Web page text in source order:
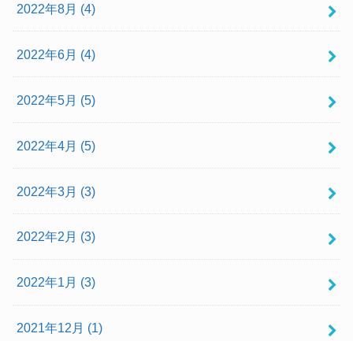
2022年8月 (4)
2022年6月 (4)
2022年5月 (5)
2022年4月 (5)
2022年3月 (3)
2022年2月 (3)
2022年1月 (3)
2021年12月 (1)